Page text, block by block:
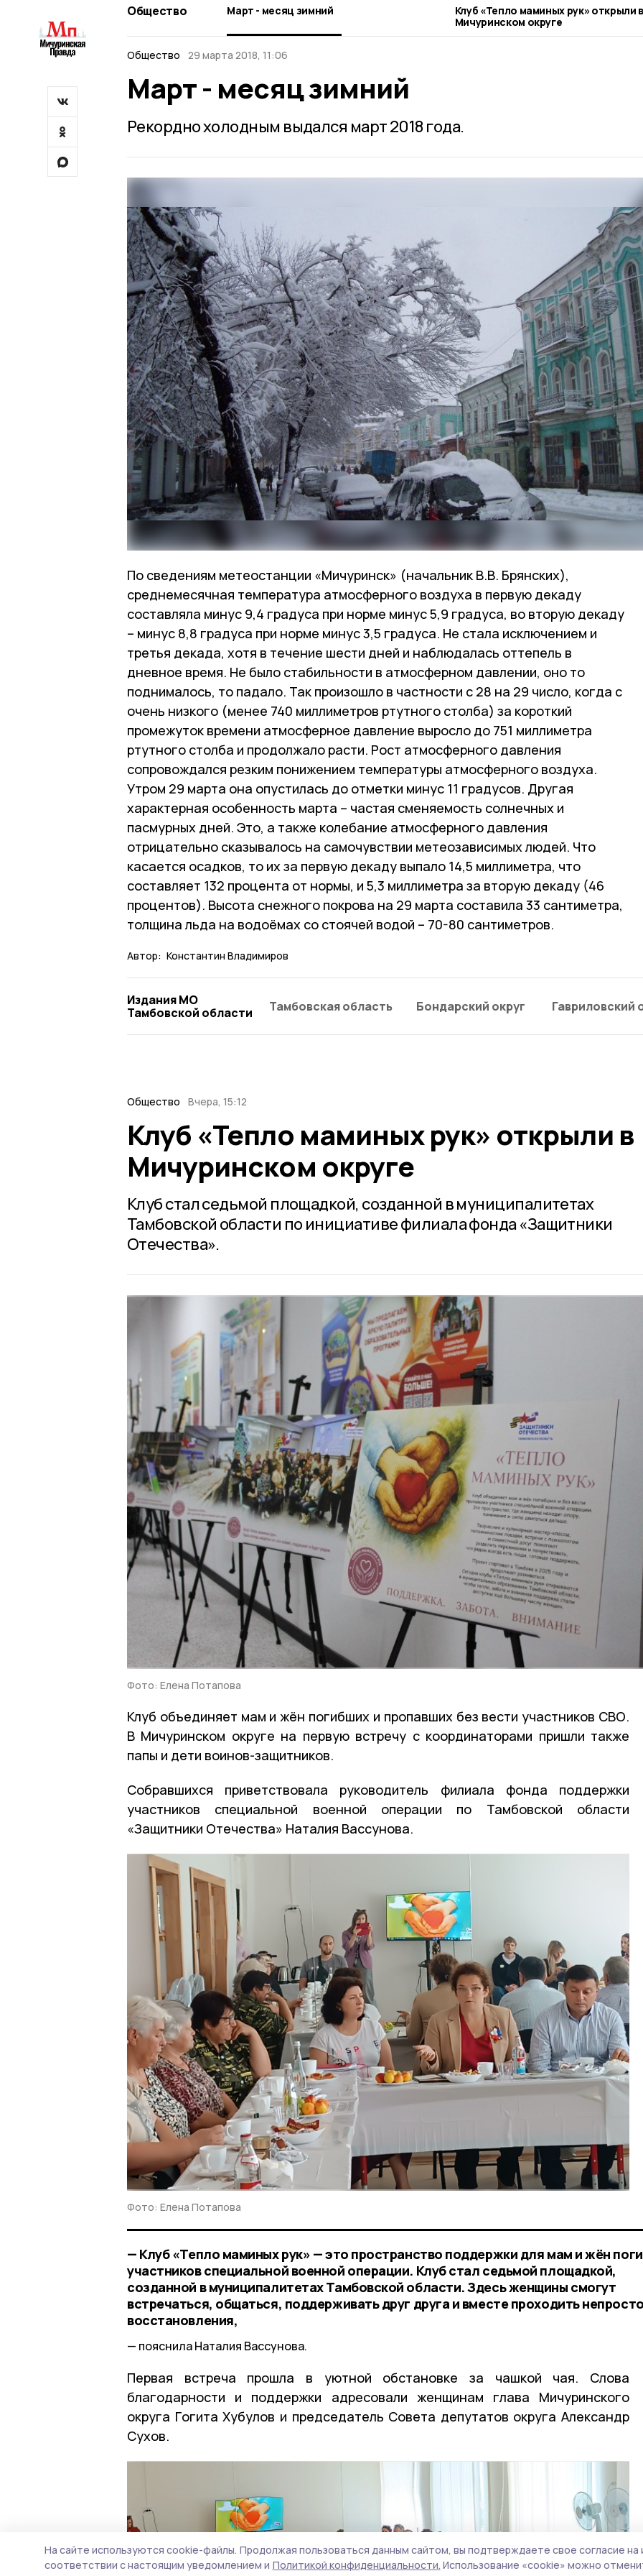
Общество Март - месяц зимний
Клуб «Тепло маминых рук» открыли в
Мичуринском округе
Общество
29 марта 2018, 11:06
Март - месяц зимний
Рекордно холодным выдался март 2018 года.
По сведениям метеостанции «Мичуринск» (начальник В.В. Брянских),
среднемесячная температура атмосферного воздуха в первую декаду
составляла минус 9,4 градуса при норме минус 5,9 градуса, во вторую декаду
– минус 8,8 градуса при норме минус 3,5 градуса. Не стала исключением и
третья декада, хотя в течение шести дней и наблюдалась оттепель в
дневное время. Не было стабильности в атмосферном давлении, оно то
поднималось, то падало. Так произошло в частности с 28 на 29 число, когда с
очень низкого (менее 740 миллиметров ртутного столба) за короткий
промежуток времени атмосферное давление выросло до 751 миллиметра
ртутного столба и продолжало расти. Рост атмосферного давления
сопровождался резким понижением температуры атмосферного воздуха.
Утром 29 марта она опустилась до отметки минус 11 градусов. Другая
характерная особенность марта – частая сменяемость солнечных и
пасмурных дней. Это, а также колебание атмосферного давления
отрицательно сказывалось на самочувствии метеозависимых людей. Что
касается осадков, то их за первую декаду выпало 14,5 миллиметра, что
составляет 132 процента от нормы, и 5,3 миллиметра за вторую декаду (46
процентов). Высота снежного покрова на 29 марта составила 33 сантиметра,
толщина льда на водоёмах со стоячей водой – 70-80 сантиметров.
Автор: Константин Владимиров
Издания МО
Тамбовской области
Тамбовская область Бондарский округ Гавриловский
Общество Вчера, 15:12
Клуб «Тепло маминых рук» открыли в
Мичуринском округе
Клуб стал седьмой площадкой, созданной в муниципалитетах
Тамбовской области по инициативе филиала фонда «Защитники
Отечества».
Фото: Елена Потапова
Клуб объединяет мам и жён погибших и пропавших без вести участников СВО.
В Мичуринском округе на первую встречу с координаторами пришли также
папы и дети воинов-защитников.
Собравшихся приветствовала руководитель филиала фонда поддержки
участников специальной военной операции по Тамбовской области
«Защитники Отечества» Наталия Вассунова.
Фото: Елена Потапова
— Клуб «Тепло маминых рук» — это пространство поддержки для мам и жён
участников специальной военной операции. Клуб стал седьмой площадкой,
созданной в муниципалитетах Тамбовской области. Здесь женщины смогут
встречаться, общаться, поддерживать друг друга и вместе проходить
восстановления,
пояснила Наталия Вассунова.
Первая встреча прошла в уютной обстановке за чашкой чая. Слова
благодарности и поддержки адресовали женщинам глава Мичуринского
округа Гогита Хубулов и председатель Совета депутатов округа Александр
Сухов.
На сайте используются cookie-файлы. Продолжая пользоваться данным сайтом, вы подтверждаете свое согласие на
соответствии с настоящим уведомлением и Политикой конфиденциальности. Использование «cookie» можно